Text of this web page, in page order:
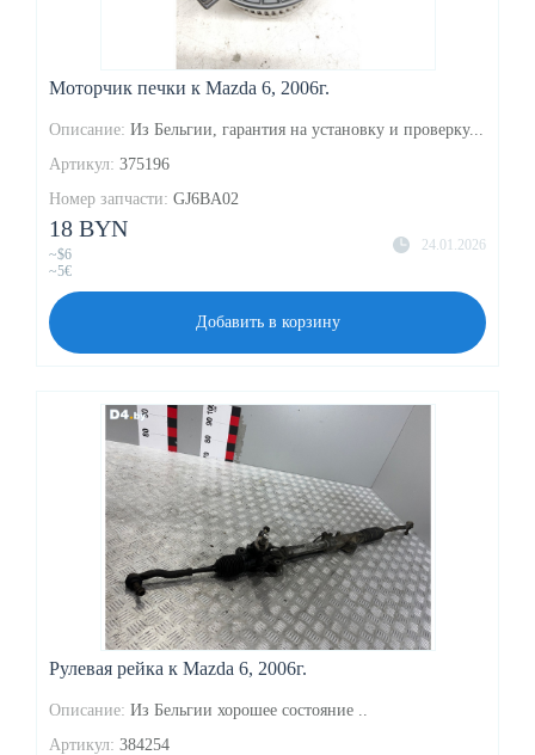
Моторчик печки к Mazda 6, 2006г.
Описание: Из Бельгии, гарантия на установку и проверку...
Артикул: 375196
Номер запчасти: GJ6BA02
24.01.2026
18 BYN
~$6
~5€
Добавить в корзину
Рулевая рейка к Mazda 6, 2006г.
Описание: Из Бельгии хорошее состояние ..
Артикул: 384254